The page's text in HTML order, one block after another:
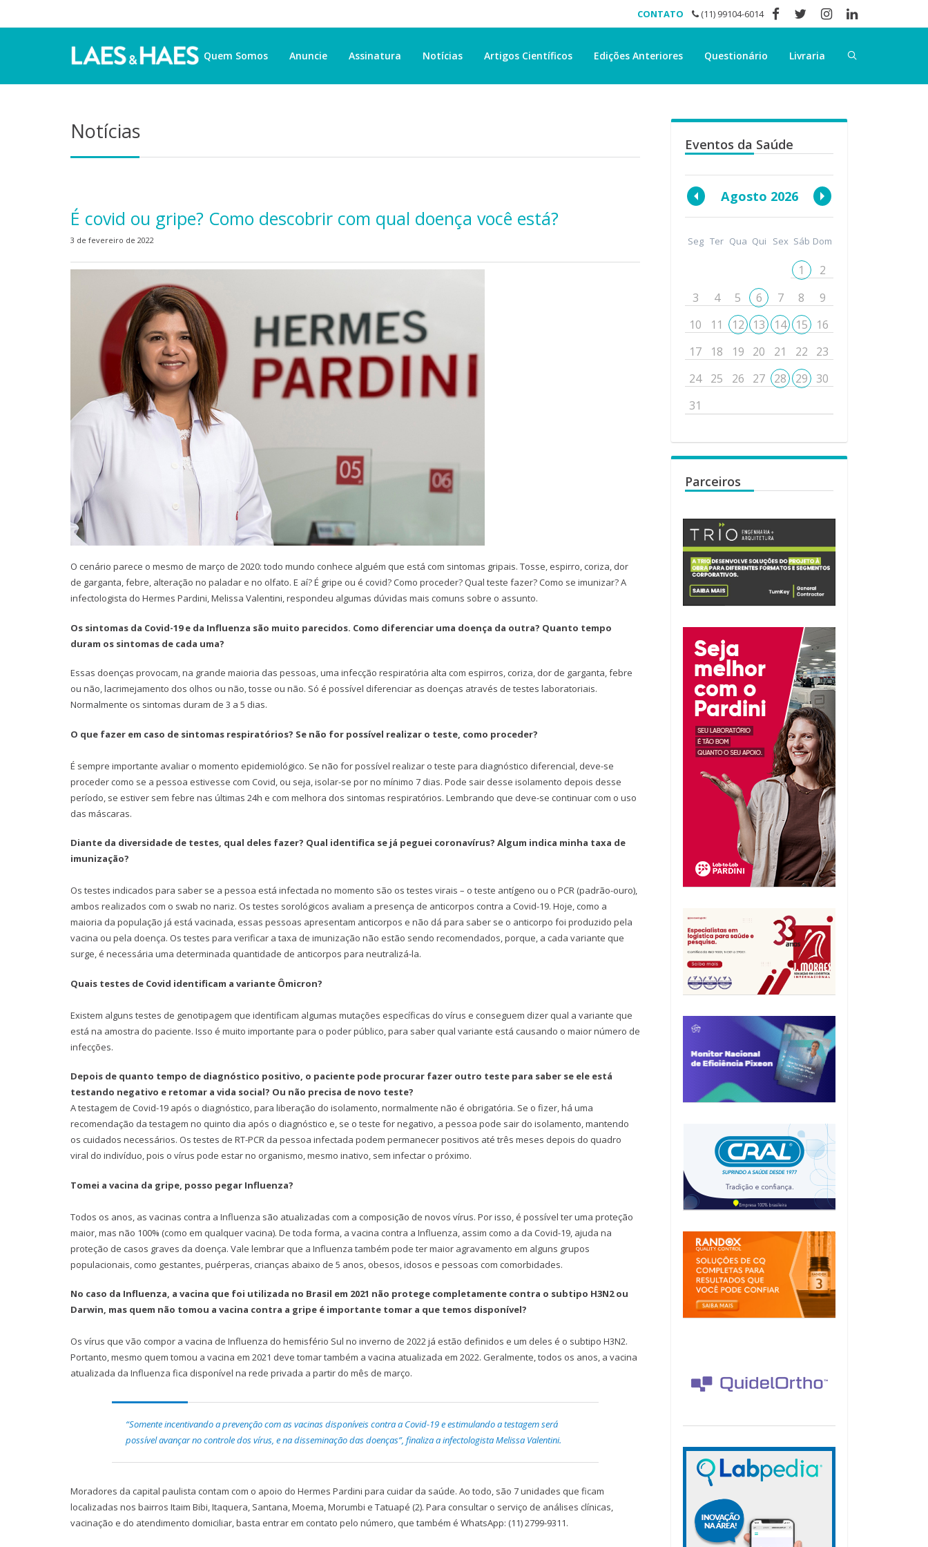
CONTATO (11) 99104-6014
Quem Somos Anuncie Assinatura Notícias Artigos Científicos Edições Anteriores Questionário Livraria
Notícias
É covid ou gripe? Como descobrir com qual doença você está?
3 de fevereiro de 2022
O cenário parece o mesmo de março de 2020: todo mundo conhece alguém que está com sintomas gripais. Tosse, espirro, coriza, dor
de garganta, febre, alteração no paladar e no olfato. E aí? É gripe ou é covid? Como proceder? Qual teste fazer? Como se imunizar? A
infectologista do Hermes Pardini, Melissa Valentini, respondeu algumas dúvidas mais comuns sobre o assunto.
Os sintomas da Covid-19 e da Influenza são muito parecidos. Como diferenciar uma doença da outra? Quanto tempo
duram os sintomas de cada uma?
Essas doenças provocam, na grande maioria das pessoas, uma infecção respiratória alta com espirros, coriza, dor de garganta, febre
ou não, lacrimejamento dos olhos ou não, tosse ou não. Só é possível diferenciar as doenças através de testes laboratoriais.
Normalmente os sintomas duram de 3 a 5 dias.
O que fazer em caso de sintomas respiratórios? Se não for possível realizar o teste, como proceder?
É sempre importante avaliar o momento epidemiológico. Se não for possível realizar o teste para diagnóstico diferencial, deve-se
proceder como se a pessoa estivesse com Covid, ou seja, isolar-se por no mínimo 7 dias. Pode sair desse isolamento depois desse
período, se estiver sem febre nas últimas 24h e com melhora dos sintomas respiratórios. Lembrando que deve-se continuar com o uso
das máscaras.
Diante da diversidade de testes, qual deles fazer? Qual identifica se já peguei coronavírus? Algum indica minha taxa de
imunização?
Os testes indicados para saber se a pessoa está infectada no momento são os testes virais – o teste antígeno ou o PCR (padrão-ouro),
ambos realizados com o swab no nariz. Os testes sorológicos avaliam a presença de anticorpos contra a Covid-19. Hoje, como a
maioria da população já está vacinada, essas pessoas apresentam anticorpos e não dá para saber se o anticorpo foi produzido pela
vacina ou pela doença. Os testes para verificar a taxa de imunização não estão sendo recomendados, porque, a cada variante que
surge, é necessária uma determinada quantidade de anticorpos para neutralizá-la.
Quais testes de Covid identificam a variante Ômicron?
Existem alguns testes de genotipagem que identificam algumas mutações específicas do vírus e conseguem dizer qual a variante que
está na amostra do paciente. Isso é muito importante para o poder público, para saber qual variante está causando o maior número de
infecções.
Depois de quanto tempo de diagnóstico positivo, o paciente pode procurar fazer outro teste para saber se ele está
testando negativo e retomar a vida social? Ou não precisa de novo teste?
A testagem de Covid-19 após o diagnóstico, para liberação do isolamento, normalmente não é obrigatória. Se o fizer, há uma
recomendação da testagem no quinto dia após o diagnóstico e, se o teste for negativo, a pessoa pode sair do isolamento, mantendo
os cuidados necessários. Os testes de RT-PCR da pessoa infectada podem permanecer positivos até três meses depois do quadro
viral do indivíduo, pois o vírus pode estar no organismo, mesmo inativo, sem infectar o próximo.
Tomei a vacina da gripe, posso pegar Influenza?
Todos os anos, as vacinas contra a Influenza são atualizadas com a composição de novos vírus. Por isso, é possível ter uma proteção
maior, mas não 100% (como em qualquer vacina). De toda forma, a vacina contra a Influenza, assim como a da Covid-19, ajuda na
proteção de casos graves da doença. Vale lembrar que a Influenza também pode ter maior agravamento em alguns grupos
populacionais, como gestantes, puérperas, crianças abaixo de 5 anos, obesos, idosos e pessoas com comorbidades.
No caso da Influenza, a vacina que foi utilizada no Brasil em 2021 não protege completamente contra o subtipo H3N2 ou
Darwin, mas quem não tomou a vacina contra a gripe é importante tomar a que temos disponível?
Os vírus que vão compor a vacina de Influenza do hemisfério Sul no inverno de 2022 já estão definidos e um deles é o subtipo H3N2.
Portanto, mesmo quem tomou a vacina em 2021 deve tomar também a vacina atualizada em 2022. Geralmente, todos os anos, a vacina
atualizada da Influenza fica disponível na rede privada a partir do mês de março.
“Somente incentivando a prevenção com as vacinas disponíveis contra a Covid-19 e estimulando a testagem será
possível avançar no controle dos vírus, e na disseminação das doenças”, finaliza a infectologista Melissa Valentini.
Moradores da capital paulista contam com o apoio do Hermes Pardini para cuidar da saúde. Ao todo, são 7 unidades que ficam
localizadas nos bairros Itaim Bibi, Itaquera, Santana, Moema, Morumbi e Tatuapé (2). Para consultar o serviço de análises clínicas,
vacinação e do atendimento domiciliar, basta entrar em contato pelo número, que também é WhatsApp: (11) 2799-9311.
Eventos da Saúde
Agosto 2026
Seg Ter Qua Qui Sex Sáb Dom
1
2
3
4 5 6 7 8
9
10
11 12 13 14 15
16
17
18 19 20 21 22
23
24
25 26 27 28 29
30
31
Parceiros